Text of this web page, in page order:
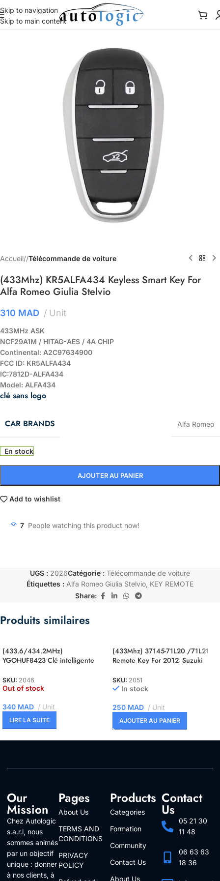
Skip to navigation
Skip to main content
Accueil/ Télécommande de voiture
(433Mhz) KR5ALFA434 Keyless Smart Key For
Alfa Romeo Giulia Stelvio
310 MAD Unit
433MHz ASK
NCF29A1M / HITAG-AES / 4A CHIP
Continental: A2C97634900
FCC ID: KR5ALFA434
IC:7812D-ALFA434
Model: ALFA434
clé sans logo
CAR BRANDS Alfa Romeo
En stock
AJOUTER AU PANIER
Add to wishlist
7 People watching this product now!
UGS : 2026Catégorie : Télécommande de voiture
Étiquettes : Alfa Romeo Giulia Stelvio KEY REMOTE
Share:
Produits similaires
(433.6/434.2MHz)
YGOHUF8423 Clé intelligente
XC90 2016-2020
SKU: 2046
Out of stock
340 MAD Unit
LIRE LA SUITE
(433Mhz) 37145-71L20 /71L21
Remote Key For 2012- Suzuki
SKU: 2051
In stock
250 MAD Unit
AJOUTER AU PANIER
Our
Mission
Chez Autologic
s.a.r.l, nous
sommes animés
par un objectif
unique : donner
à nos clients, à
Pages
About Us
TERMS AND
CONDITIONS
PRIVACY
POLICY
Products
Categories
Formation
Community
Contact Us
About Us
Contact
Us
05 21 30
11 48
06 63 63
18 36